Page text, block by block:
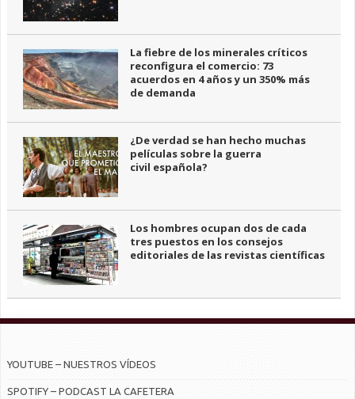
La fiebre de los minerales críticos
reconfigura el comercio: 73
acuerdos en 4 años y un 350% más
de demanda
¿De verdad se han hecho muchas
películas sobre la guerra
civil española?
Los hombres ocupan dos de cada
tres puestos en los consejos
editoriales de las revistas científicas
YOUTUBE – NUESTROS VÍDEOS
SPOTIFY – PODCAST LA CAFETERA